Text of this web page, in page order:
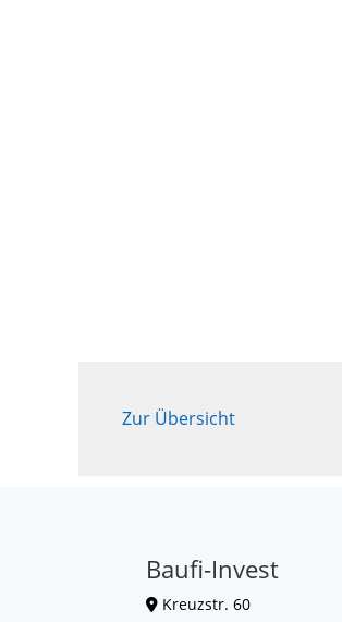
Zur Übersicht
Baufi-Invest
Kreuzstr. 60